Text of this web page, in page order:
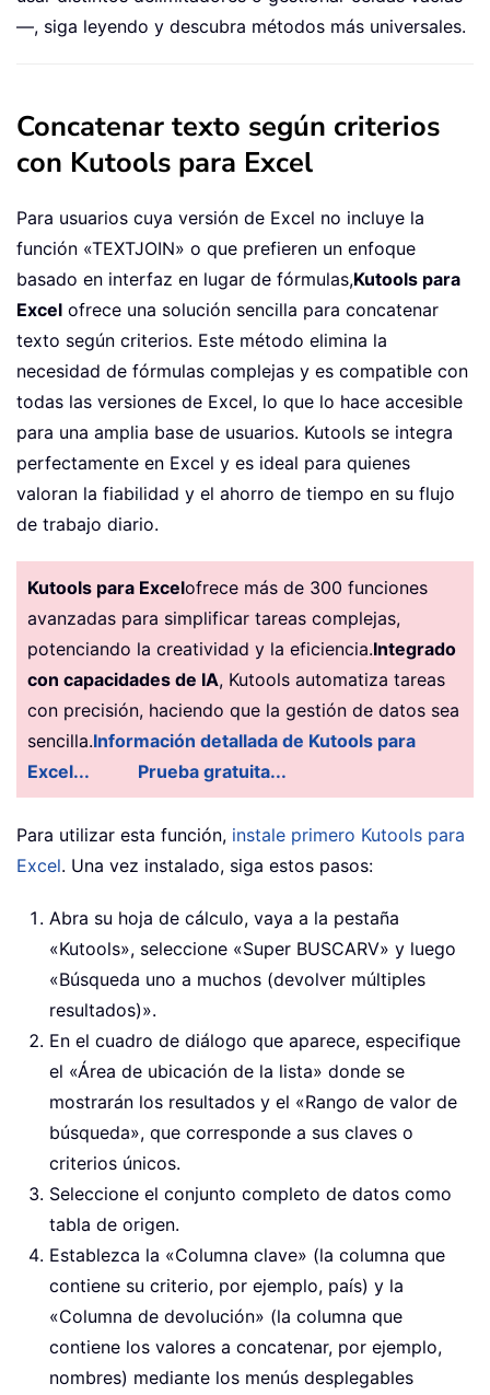
—, siga leyendo y descubra métodos más universales.
Concatenar texto según criterios
con Kutools para Excel
Para usuarios cuya versión de Excel no incluye la
función «TEXTJOIN» o que prefieren un enfoque
basado en interfaz en lugar de fórmulas,Kutools para
Excel ofrece una solución sencilla para concatenar
texto según criterios. Este método elimina la
necesidad de fórmulas complejas y es compatible con
todas las versiones de Excel, lo que lo hace accesible
para una amplia base de usuarios. Kutools se integra
perfectamente en Excel y es ideal para quienes
valoran la fiabilidad y el ahorro de tiempo en su flujo
de trabajo diario.
Kutools para Excelofrece más de 300 funciones
avanzadas para simplificar tareas complejas,
potenciando la creatividad y la eficiencia.Integrado
con capacidades de IA, Kutools automatiza tareas
con precisión, haciendo que la gestión de datos sea
sencilla.Información detallada de Kutools para
Excel...
Prueba gratuita...
Para utilizar esta función, instale primero Kutools para
Excel. Una vez instalado, siga estos pasos:
Abra su hoja de cálculo, vaya a la pestaña
«Kutools», seleccione «Super BUSCARV» y luego
«Búsqueda uno a muchos (devolver múltiples
resultados)».
En el cuadro de diálogo que aparece, especifique
el «Área de ubicación de la lista» donde se
mostrarán los resultados y el «Rango de valor de
búsqueda», que corresponde a sus claves o
criterios únicos.
Seleccione el conjunto completo de datos como
tabla de origen.
Establezca la «Columna clave» (la columna que
contiene su criterio, por ejemplo, país) y la
«Columna de devolución» (la columna que
contiene los valores a concatenar, por ejemplo,
nombres) mediante los menús desplegables